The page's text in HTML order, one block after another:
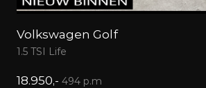
Volkswagen Golf
1.5 TSI Life
18.950,- 494 p.m